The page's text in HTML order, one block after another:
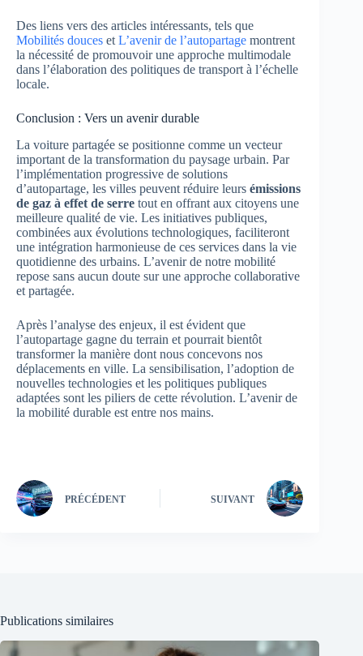
Des liens vers des articles intéressants, tels que
Mobilités douces et L’avenir de l’autopartage montrent
la nécessité de promouvoir une approche multimodale
dans l’élaboration des politiques de transport à l’échelle
locale.
Conclusion : Vers un avenir durable
La voiture partagée se positionne comme un vecteur
important de la transformation du paysage urbain. Par
l’implémentation progressive de solutions
d’autopartage, les villes peuvent réduire leurs émissions
de gaz à effet de serre tout en offrant aux citoyens une
meilleure qualité de vie. Les initiatives publiques,
combinées aux évolutions technologiques, faciliteront
une intégration harmonieuse de ces services dans la vie
quotidienne des urbains. L’avenir de notre mobilité
repose sans aucun doute sur une approche collaborative
et partagée.
Après l’analyse des enjeux, il est évident que
l’autopartage gagne du terrain et pourrait bientôt
transformer la manière dont nous concevons nos
déplacements en ville. La sensibilisation, l’adoption de
nouvelles technologies et les politiques publiques
adaptées sont les piliers de cette révolution. L’avenir de
la mobilité durable est entre nos mains.
PRÉCÉDENT SUIVANT
Publications similaires